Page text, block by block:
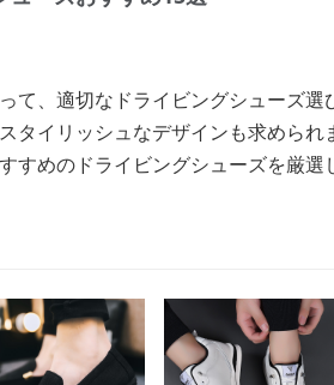
、適切なドライビングシューズ選
イリッシュなデザインも求められ
めのドライビングシューズを厳選